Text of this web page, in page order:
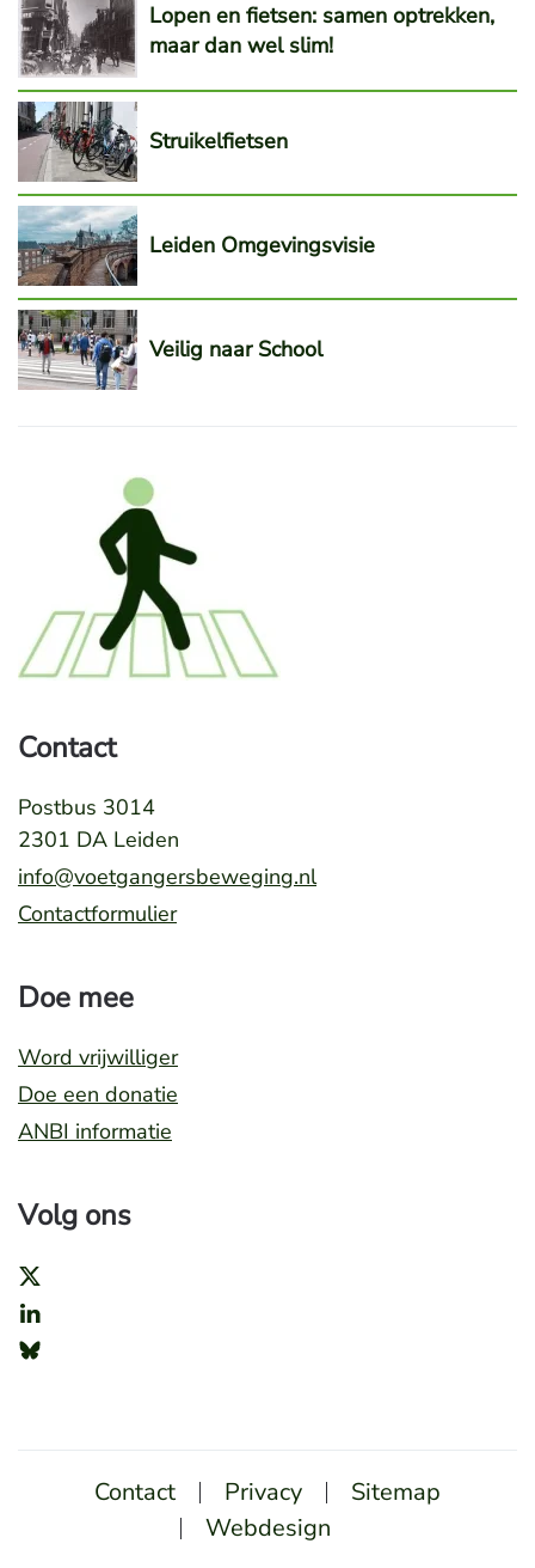
Lopen en fietsen: samen optrekken,
maar dan wel slim!
Struikelfietsen
Leiden Omgevingsvisie
Veilig naar School
Contact
Postbus 3014
2301 DA Leiden
info@voetgangersbeweging.nl
Contactformulier
Doe mee
Word vrijwilliger
Doe een donatie
ANBI informatie
Volg ons
Contact Privacy
Sitemap
Webdesign